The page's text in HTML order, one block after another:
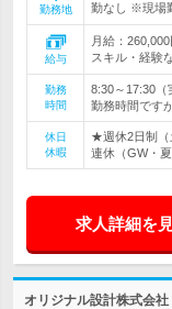
勤務地
勤なし ※現場
給与
月給：
スキル・経験
勤務
時間
8:30～17:30
勤務時間です
休日
休暇
★週休2日制
連休（GW・
求人詳細を
オリジナル設計株式会